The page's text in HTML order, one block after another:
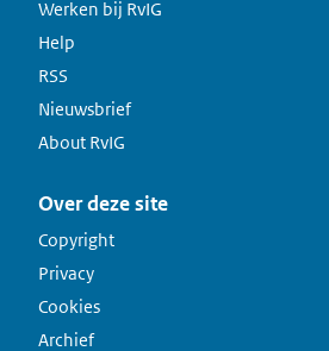
Werken bij RvIG
Help
RSS
Nieuwsbrief
About RvIG
Over deze site
Copyright
Privacy
Cookies
Archief